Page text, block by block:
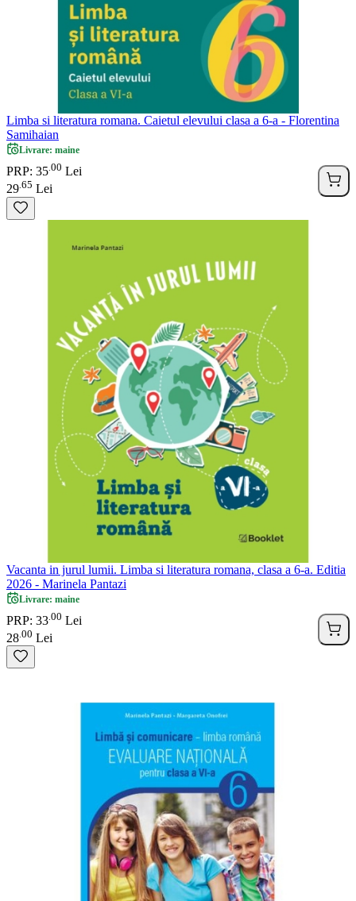
Limba si literatura romana. Caietul elevului clasa a 6-a - Florentina
Samihaian
Livrare: maine
PRP: 35 00 Lei
29 65 Lei
Vacanta in jurul lumii. Limba si literatura romana, clasa a 6-a. Editia
2026 - Marinela Pantazi
Livrare: maine
PRP: 33 00 Lei
28 00 Lei